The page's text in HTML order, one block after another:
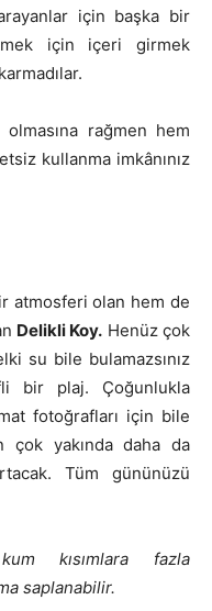
için başka bir
için içeri girmek
rağmen hem
kullanma imkânınız
atmosferi olan hem de
Delikli Koy. Henüz çok
su bile bulamazsınız
bir plaj. Çoğunlukla
fotoğrafları için bile
çok yakında daha da
Tüm gününüzü
kısımlara fazla
saplanabilir.